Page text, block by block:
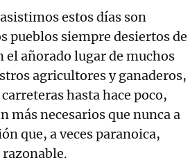
estos días son
pueblos siempre desiertos de
añorado lugar de muchos
agricultores y ganaderos,
hasta hace poco,
más necesarios que nunca a
que, a veces paranoica,